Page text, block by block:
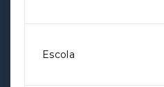
Escola